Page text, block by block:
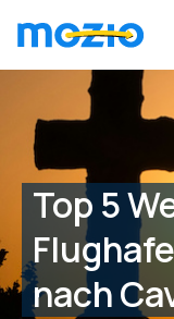
Top 5
nach